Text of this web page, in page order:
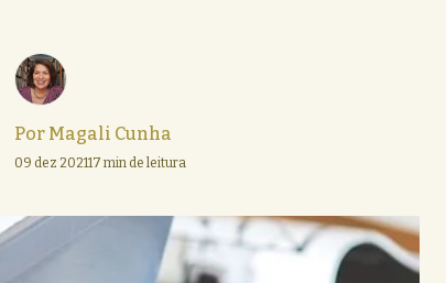
Por Magali Cunha
09 dez 202117 min de leitura